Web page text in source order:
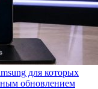
для которых
обновлением